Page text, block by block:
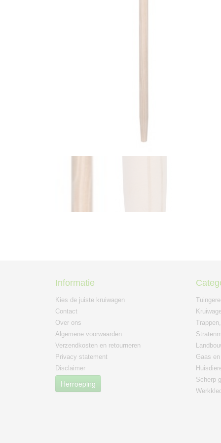
Informatie
Kies de juiste kruiwagen
Contact
Over ons
Algemene voorwaarden
Verzendkosten en retourneren
Privacy statement
Disclaimer
Herroeping
Gaas
Scherp